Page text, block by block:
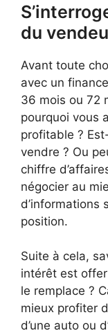
du
Avant toute
avec un
36 mois ou 72
pourquoi vous
profitable ?
vendre ? Ou
chiffre
négocier au
d’informations
position.
Suite à cela,
intérêt est
le remplace ?
mieux profiter
d’une auto ou